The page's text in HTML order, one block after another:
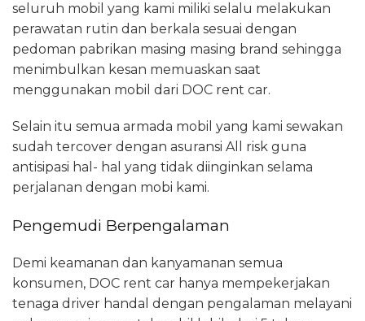
seluruh mobil yang kami miliki selalu melakukan
perawatan rutin dan berkala sesuai dengan
pedoman pabrikan masing masing brand sehingga
menimbulkan kesan memuaskan saat
menggunakan mobil dari DOC rent car.
Selain itu semua armada mobil yang kami sewakan
sudah tercover dengan asuransi All risk guna
antisipasi hal- hal yang tidak diinginkan selama
perjalanan dengan mobi kami.
Pengemudi Berpengalaman
Demi keamanan dan kanyamanan semua
konsumen, DOC rent car hanya mempekerjakan
tenaga driver handal dengan pengalaman melayani